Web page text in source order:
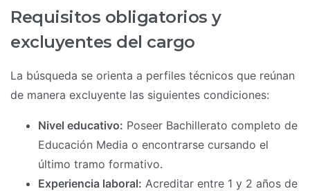
Requisitos obligatorios y
excluyentes del cargo
La búsqueda se orienta a perfiles técnicos que reúnan
de manera excluyente las siguientes condiciones:
Nivel educativo: Poseer Bachillerato completo de
Educación Media o encontrarse cursando el
último tramo formativo.
Experiencia laboral: Acreditar entre 1 y 2 años de